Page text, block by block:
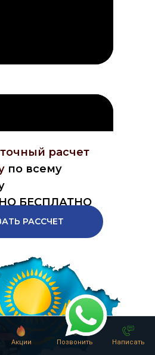
Акции Позвонить Написать
точный расчет
по всему
БЕСПЛАТНО
РАССЧЕТ